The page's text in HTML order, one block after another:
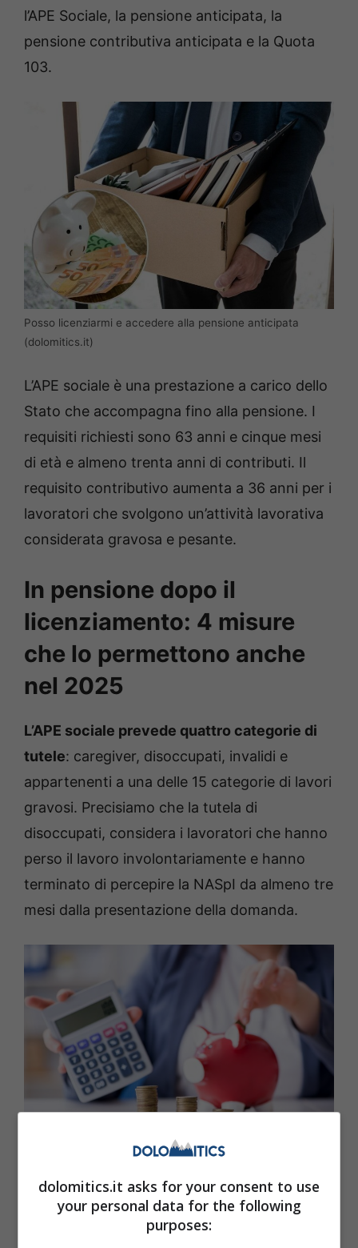
l’APE Sociale, la pensione anticipata, la
pensione contributiva anticipata e la Quota
103.
Posso licenziarmi e accedere alla pensione anticipata
(dolomitics.it)
L’APE sociale è una prestazione a carico dello
Stato che accompagna fino alla pensione. I
requisiti richiesti sono 63 anni e cinque mesi
di età e almeno trenta anni di contributi. Il
requisito contributivo aumenta a 36 anni per i
lavoratori che svolgono un’attività lavorativa
considerata gravosa e pesante.
In pensione dopo il
licenziamento: 4 misure
che lo permettono anche
nel 2025
L’APE sociale prevede quattro categorie di
tutele: caregiver, disoccupati, invalidi e
appartenenti a una delle 15 categorie di lavori
gravosi. Precisiamo che la tutela di
disoccupati, considera i lavoratori che hanno
perso il lavoro involontariamente e hanno
terminato di percepire la NASpI da almeno tre
mesi dalla presentazione della domanda.
permettono anche nel 2025 (dolomitics.it)
Pertanto, chi si licenza non rientra in questa
dolomitics.it asks for your consent to use
your personal data for the following
purposes: